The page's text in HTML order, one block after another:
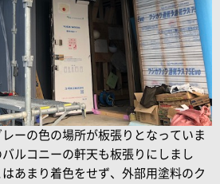
ーの色の場所が板張りとなっていま
ルコニーの軒天も板張りにしまし
あまり着色をせず、外部用塗料のク